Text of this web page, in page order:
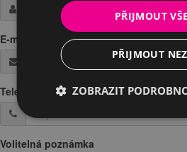
E-mail
Telefon
Volitelná poznámka
PŘIJMOUT
PŘIJMOUT
ZOBRAZIT